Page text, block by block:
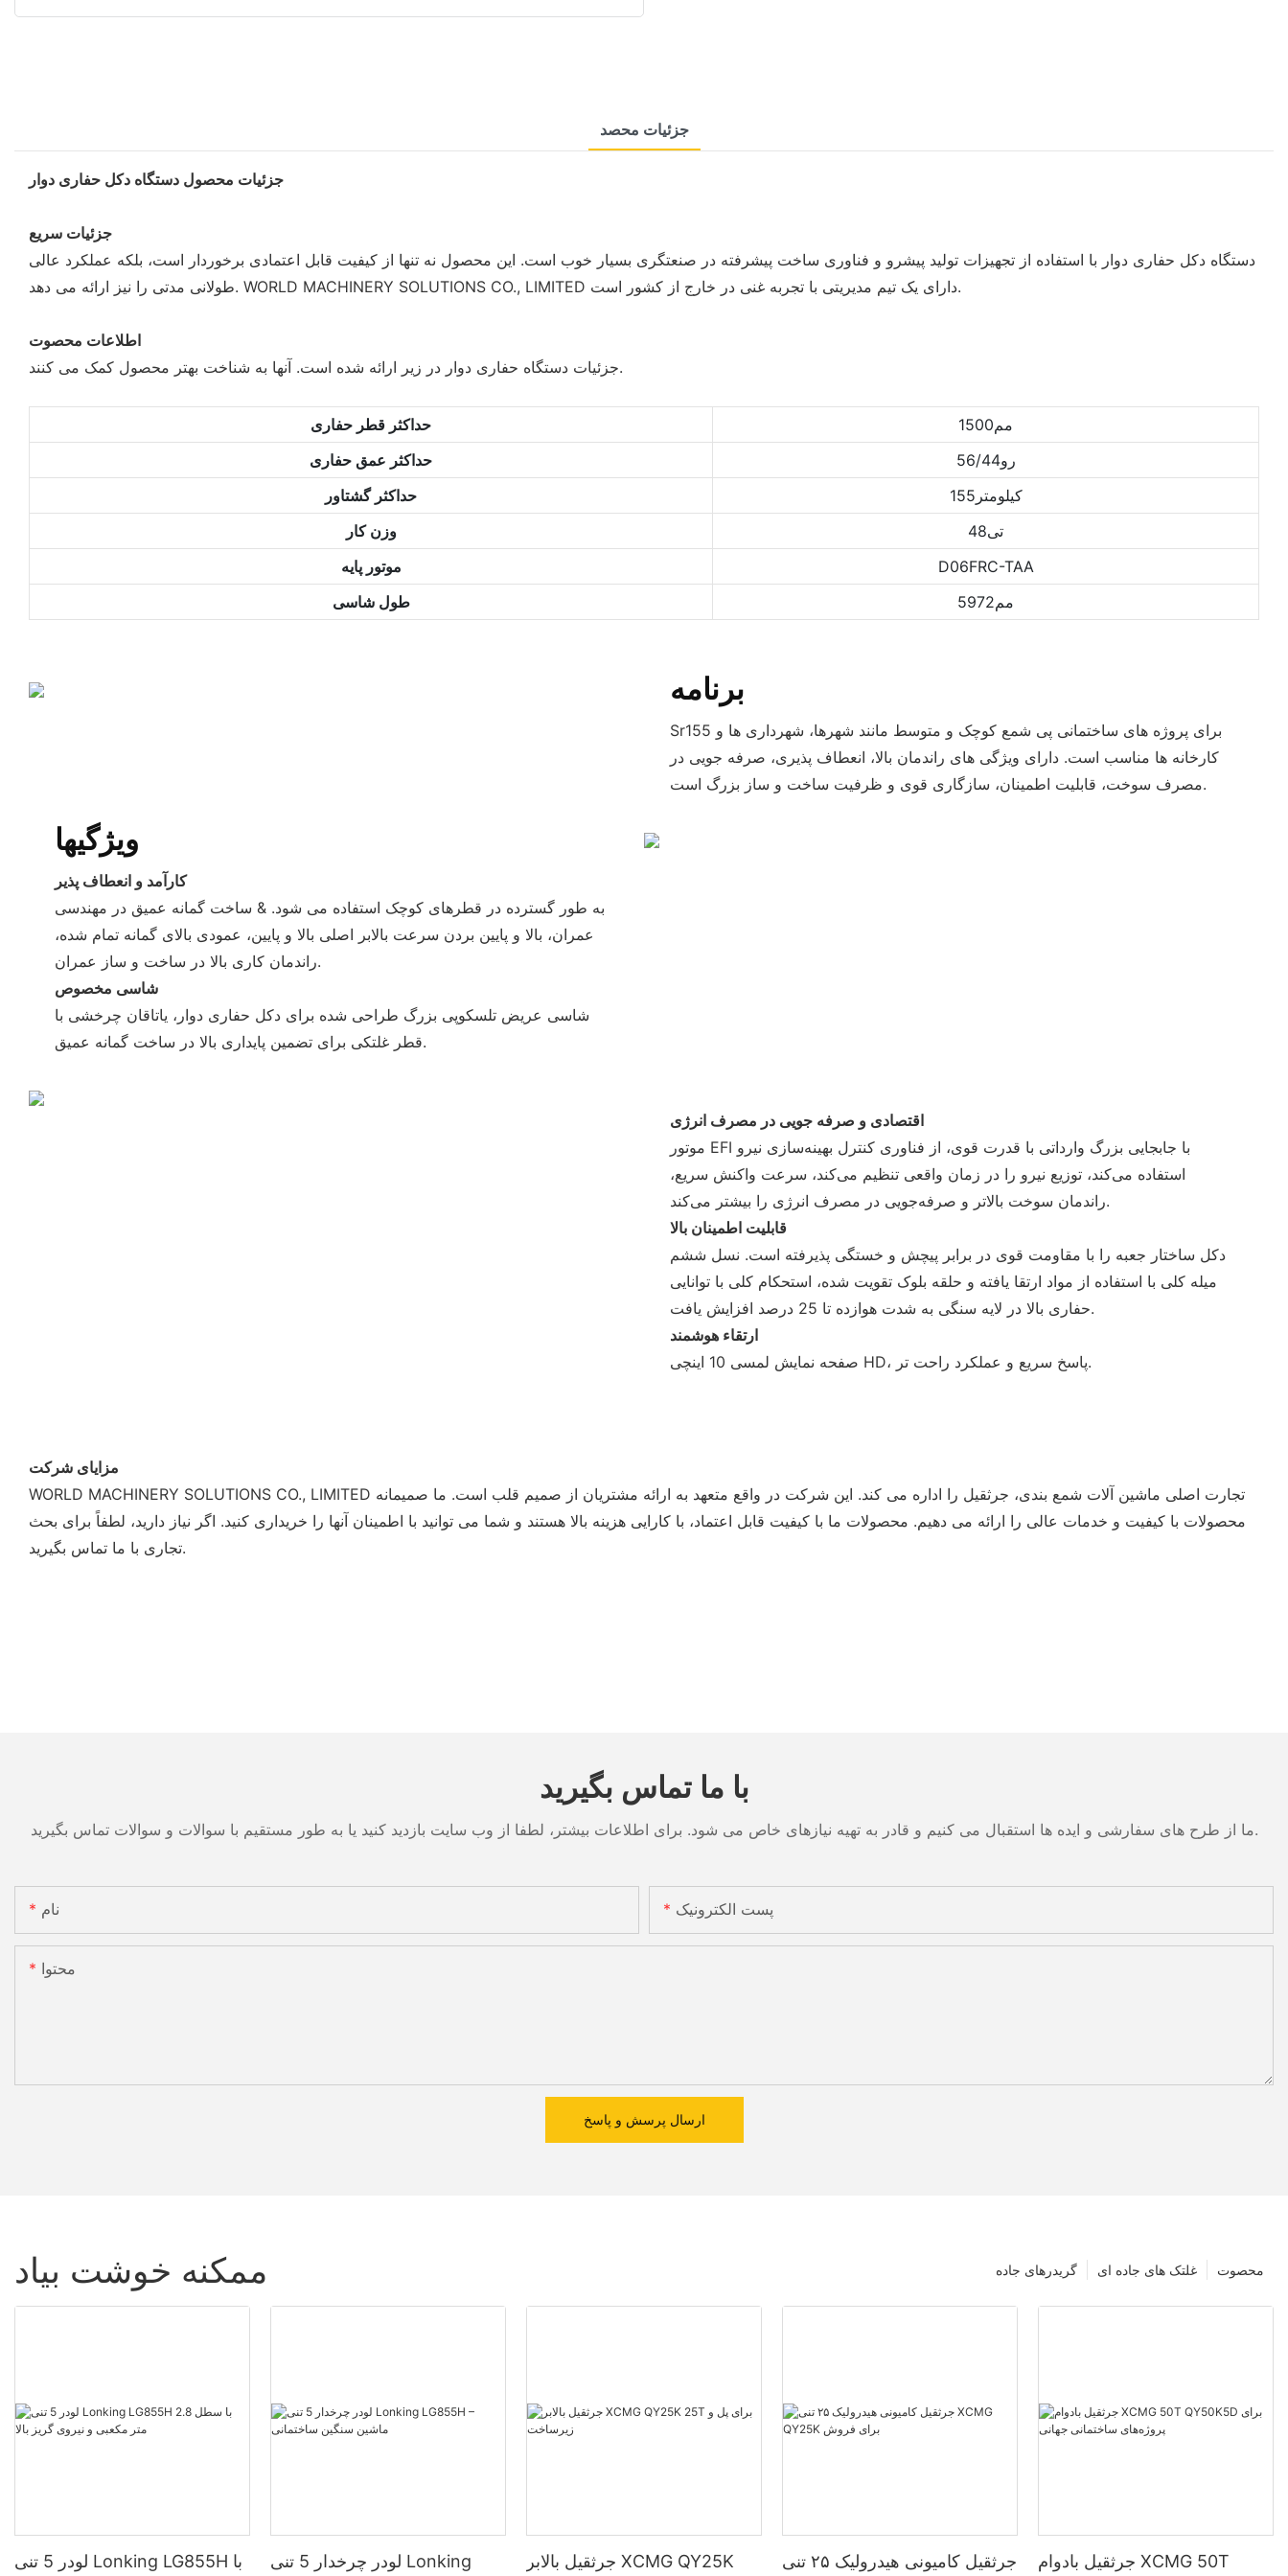
جزئیات محصد
جزئیات محصول دستگاه دکل حفاری دوار
جزئیات سریع
دستگاه دکل حفاری دوار با استفاده از تجهیزات تولید پیشرو و فناوری ساخت پیشرفته در صنعتگری بسیار خوب است. این محصول نه تنها از کیفیت قابل اعتمادی برخوردار است، بلکه عملکرد عالی
طولانی مدتی را نیز ارائه می دهد. WORLD MACHINERY SOLUTIONS CO., LIMITED دارای یک تیم مدیریتی با تجربه غنی در خارج از کشور است.
اطلاعات محصوت
جزئیات دستگاه حفاری دوار در زیر ارائه شده است. آنها به شناخت بهتر محصول کمک می کنند.
حداکثر قطر حفاری
مم1500
حداکثر عمق حفاری
رو56/44
حداکثر گشتاور
کیلومتر155
وزن کار
تی48
موتور پایه
D06FRC-TAA
طول شاسی
مم5972
برنامه
Sr155 برای پروژه های ساختمانی پی شمع کوچک و متوسط ​​مانند شهرها، شهرداری ها و
کارخانه ها مناسب است. دارای ویژگی های راندمان بالا، انعطاف پذیری، صرفه جویی در
مصرف سوخت، قابلیت اطمینان، سازگاری قوی و ظرفیت ساخت و ساز بزرگ است.
ویژگیها
کارآمد و انعطاف پذیر
به طور گسترده در قطرهای کوچک استفاده می شود. & ساخت گمانه عمیق در مهندسی
عمران، بالا و پایین بردن سرعت بالابر اصلی بالا و پایین، عمودی بالای گمانه تمام شده،
راندمان کاری بالا در ساخت و ساز عمران.
شاسی مخصوص
شاسی عریض تلسکوپی بزرگ طراحی شده برای دکل حفاری دوار، یاتاقان چرخشی با
قطر غلتکی برای تضمین پایداری بالا در ساخت گمانه عمیق.
اقتصادی و صرفه جویی در مصرف انرژی
موتور EFI با جابجایی بزرگ وارداتی با قدرت قوی، از فناوری کنترل بهینه‌سازی نیرو
استفاده می‌کند، توزیع نیرو را در زمان واقعی تنظیم می‌کند، سرعت واکنش سریع،
راندمان سوخت بالاتر و صرفه‌جویی در مصرف انرژی را بیشتر می‌کند.
قابلیت اطمینان بالا
دکل ساختار جعبه را با مقاومت قوی در برابر پیچش و خستگی پذیرفته است. نسل ششم
میله کلی با استفاده از مواد ارتقا یافته و حلقه بلوک تقویت شده، استحکام کلی با توانایی
حفاری بالا در لایه سنگی به شدت هوازده تا 25 درصد افزایش یافت.
ارتقاء هوشمند
صفحه نمایش لمسی 10 اینچی HD، پاسخ سریع و عملکرد راحت تر.
مزایای شرکت
WORLD MACHINERY SOLUTIONS CO., LIMITED تجارت اصلی ماشین آلات شمع بندی، جرثقیل را اداره می کند. این شرکت در واقع متعهد به ارائه مشتریان از صمیم قلب است. ما صمیمانه
محصولات با کیفیت و خدمات عالی را ارائه می دهیم. محصولات ما با کیفیت قابل اعتماد، با کارایی هزینه بالا هستند و شما می توانید با اطمینان آنها را خریداری کنید. اگر نیاز دارید، لطفاً برای بحث
تجاری با ما تماس بگیرید.
با ما تماس بگیرید
ما از طرح های سفارشی و ایده ها استقبال می کنیم و قادر به تهیه نیازهای خاص می شود. برای اطلاعات بیشتر، لطفا از وب سایت بازدید کنید یا به طور مستقیم با سوالات و سوالات تماس بگیرید.
نام پست الکترونیک
محتوا
ارسال پرسش و پاسخ
ممکنه خوشت بیاد محصوت غلتک های جاده ای گریدرهای جاده
لودر 5 تنی Lonking LG855H با لودر چرخدار 5 تنی Lonking جرثقیل بالابر XCMG QY25K جرثقیل کامیونی هیدرولیک ۲۵ تنی جرثقیل بادوام XCMG 50T